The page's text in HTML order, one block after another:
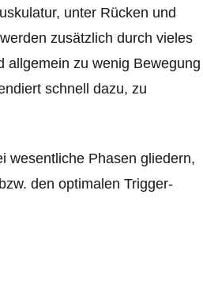
unter Rücken und
zusätzlich durch vieles
allgemein zu wenig Bewegung
schnell dazu, zu
wesentliche Phasen gliedern,
den optimalen Trigger-